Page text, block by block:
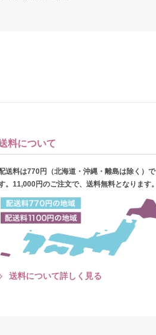
料について
送料は770円（北海道・沖縄・離島は除く）で
。11,000円のご注文で、送料無料となります。
送料について詳しく見る